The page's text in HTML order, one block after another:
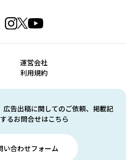
広告出稿に関してのご依頼、掲載記
るお問合せはこちら
い合わせフォーム
運営会社
利用規約